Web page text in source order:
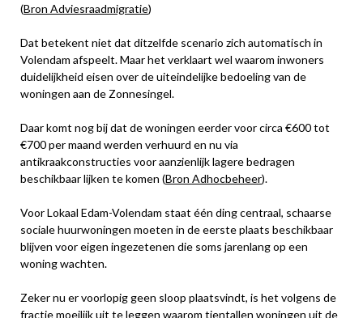
(Bron Adviesraadmigratie)
Dat betekent niet dat ditzelfde scenario zich automatisch in
Volendam afspeelt. Maar het verklaart wel waarom inwoners
duidelijkheid eisen over de uiteindelijke bedoeling van de
woningen aan de Zonnesingel.
Daar komt nog bij dat de woningen eerder voor circa €600 tot
€700 per maand werden verhuurd en nu via
antikraakconstructies voor aanzienlijk lagere bedragen
beschikbaar lijken te komen (Bron Adhocbeheer).
Voor Lokaal Edam-Volendam staat één ding centraal, schaarse
sociale huurwoningen moeten in de eerste plaats beschikbaar
blijven voor eigen ingezetenen die soms jarenlang op een
woning wachten.
Zeker nu er voorlopig geen sloop plaatsvindt, is het volgens de
fractie moeilijk uit te leggen waarom tientallen woningen uit de